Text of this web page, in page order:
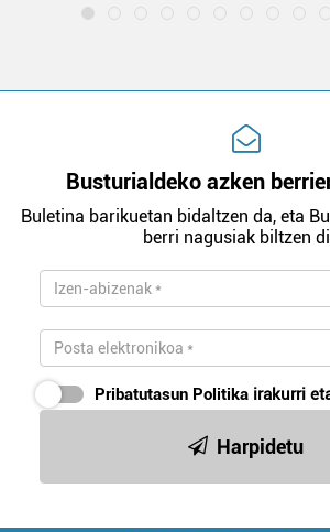
Busturialdeko azken
Buletina barikuetan bidaltzen da, eta
berri nagusiak biltzen
Pribatutasun Politika irakurri
Harpidetu